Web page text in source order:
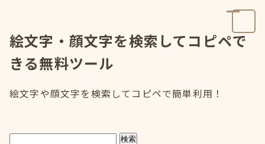
絵文字・顔文字を検索してコピペで
きる無料ツール
絵文字や顔文字を検索してコピペで簡単利用！
検索